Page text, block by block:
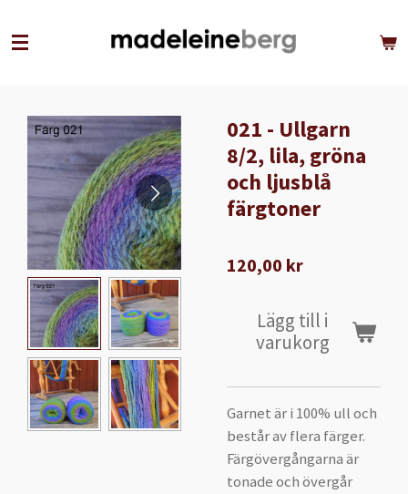
till
021 - Ullgarn
8/2, lila, gröna
och ljusblå
färgtoner
120,00 kr
Lägg till i
varukorg
Garnet är i 100% ull och
består av flera färger.
Färgövergångarna är
tonade och övergår